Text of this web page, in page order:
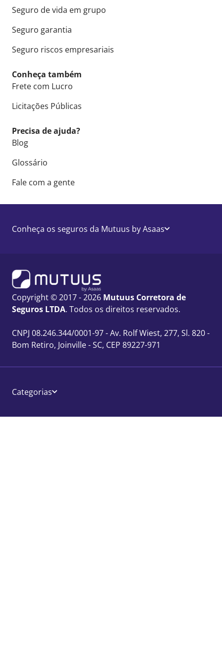
Seguro de vida em grupo
Seguro garantia
Seguro riscos empresariais
Conheça também
Frete com Lucro
Licitações Públicas
Precisa de ajuda?
Blog
Glossário
Fale com a gente
Conheça os seguros da Mutuus by Asaas
Copyright © 2017 - 2026 Mutuus Corretora de
Seguros LTDA. Todos os direitos reservados.
CNPJ 08.246.344/0001-97 - Av. Rolf Wiest, 277, Sl. 820 -
Bom Retiro, Joinville - SC, CEP 89227-971
Categorias